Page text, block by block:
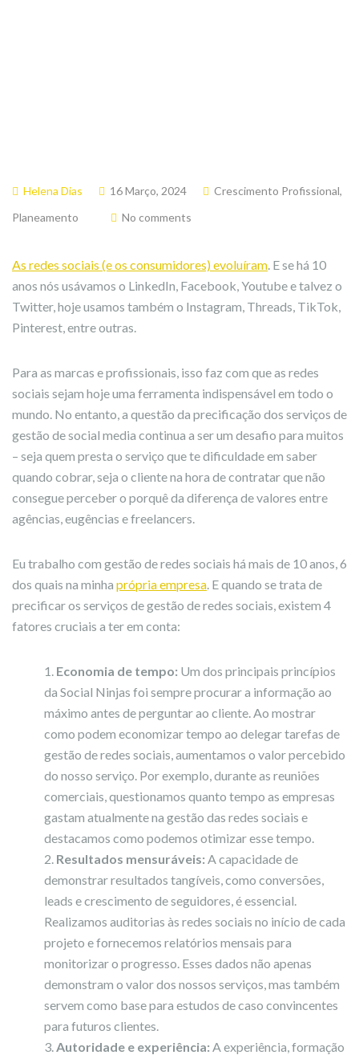
Helena Dias 16 Março, 2024 Crescimento Profissional,
Planeamento
No comments
As redes sociais (e os consumidores) evoluíram. E se há 10
anos nós usávamos o LinkedIn, Facebook, Youtube e talvez o
Twitter, hoje usamos também o Instagram, Threads, TikTok,
Pinterest, entre outras.
Para as marcas e profissionais, isso faz com que as redes
sociais sejam hoje uma ferramenta indispensável em todo o
mundo. No entanto, a questão da precificação dos serviços de
gestão de social media continua a ser um desafio para muitos
– seja quem presta o serviço que te dificuldade em saber
quando cobrar, seja o cliente na hora de contratar que não
consegue perceber o porquê da diferença de valores entre
agências, eugências e freelancers.
Eu trabalho com gestão de redes sociais há mais de 10 anos, 6
dos quais na minha própria empresa. E quando se trata de
precificar os serviços de gestão de redes sociais, existem 4
fatores cruciais a ter em conta:
Economia de tempo: Um dos principais princípios
da Social Ninjas foi sempre procurar a informação ao
máximo antes de perguntar ao cliente. Ao mostrar
como podem economizar tempo ao delegar tarefas de
gestão de redes sociais, aumentamos o valor percebido
do nosso serviço. Por exemplo, durante as reuniões
comerciais, questionamos quanto tempo as empresas
gastam atualmente na gestão das redes sociais e
destacamos como podemos otimizar esse tempo.
Resultados mensuráveis: A capacidade de
demonstrar resultados tangíveis, como conversões,
leads e crescimento de seguidores, é essencial.
Realizamos auditorias às redes sociais no início de cada
projeto e fornecemos relatórios mensais para
monitorizar o progresso. Esses dados não apenas
demonstram o valor dos nossos serviços, mas também
servem como base para estudos de caso convincentes
para futuros clientes.
Autoridade e experiência: A experiência, formação